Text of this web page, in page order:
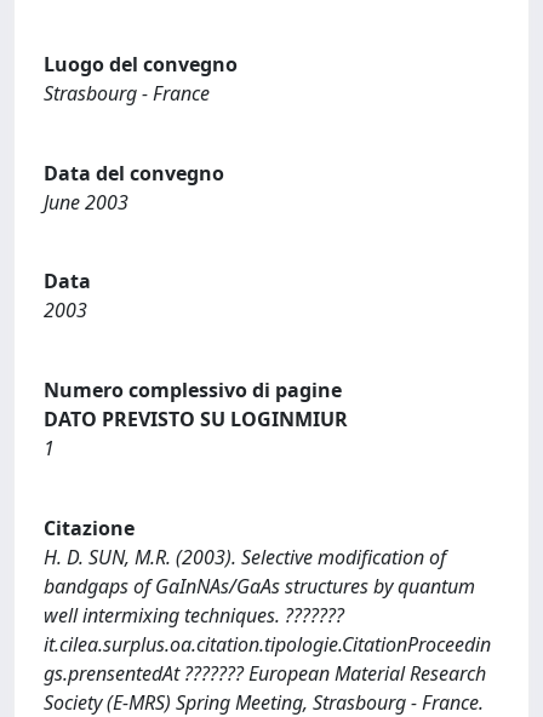
Luogo del convegno
Strasbourg - France
Data del convegno
June 2003
Data
2003
Numero complessivo di pagine
DATO PREVISTO SU LOGINMIUR
1
Citazione
H. D. SUN, M.R. (2003). Selective modification of
bandgaps of GaInNAs/GaAs structures by quantum
well intermixing techniques. ???????
it.cilea.surplus.oa.citation.tipologie.CitationProceedin
gs.prensentedAt ??????? European Material Research
Society (E-MRS) Spring Meeting, Strasbourg - France.